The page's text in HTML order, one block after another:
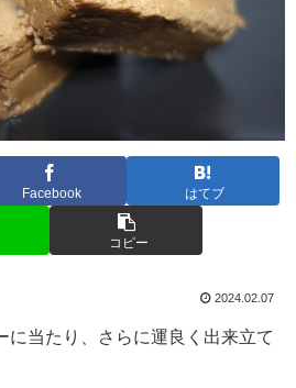
Facebook はてブ
コピー
2024.02.07
に当たり、さらに運良く出来立て